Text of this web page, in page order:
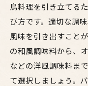
鳥料理を引き立てる
び方です。適切な調
風味を引き出すこと
の和風調味料から、
などの洋風調味料ま
て選択しましょう。